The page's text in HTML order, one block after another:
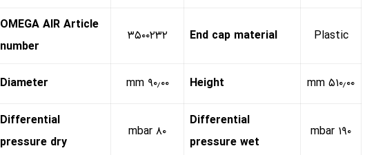
Plastic
End cap material ۳۵۰۰۲۳۲
OMEGA AIR Article
number
۵۱۰٫۰۰ mm Height ۹۰٫۰۰ mm Diameter
۱۹۰ mbar
Differential
pressure wet
۸۰ mbar
Differential
pressure dry